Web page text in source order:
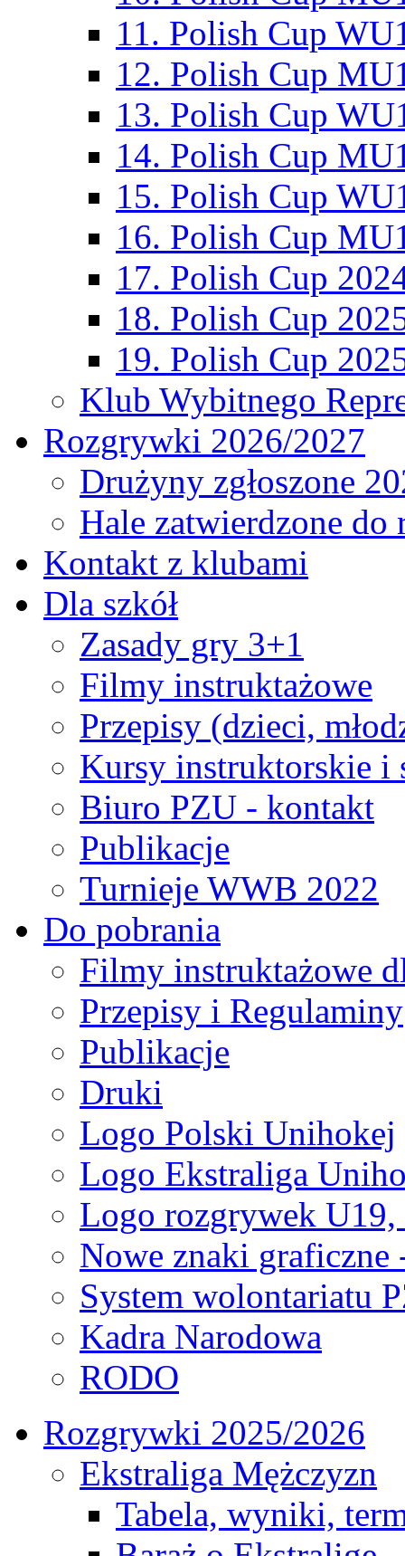
11. Polish Cup
12. Polish Cup
13. Polish Cup
14. Polish Cup
15. Polish Cup
16. Polish Cup
17. Polish Cup
18. Polish Cup
19. Polish Cup
Klub Wybitnego
Rozgrywki 2026/2027
Drużyny zgłoszone
Hale zatwierdzone
Kontakt z klubami
Dla szkół
Zasady gry 3+1
Filmy instruktażowe
Przepisy (dzieci,
Kursy instruktorskie i
Biuro PZU - kontakt
Publikacje
Turnieje WWB 2022
Do pobrania
Filmy instruktażowe
Przepisy i Regulaminy
Publikacje
Druki
Logo Polski Unihokej
Logo Ekstraliga
Logo rozgrywek
Nowe znaki graficzne
System wolontariatu
Kadra Narodowa
RODO
Rozgrywki 2025/2026
Ekstraliga Mężczyzn
Tabela, wyniki,